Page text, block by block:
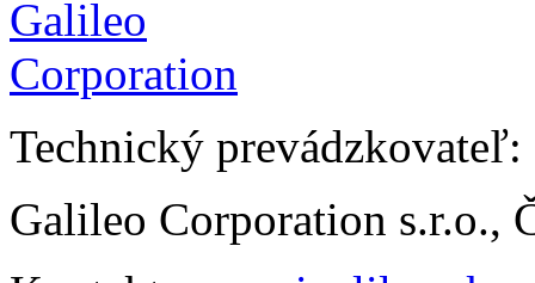
Technický prevádzkovateľ:
Galileo Corporation s.r.o.,